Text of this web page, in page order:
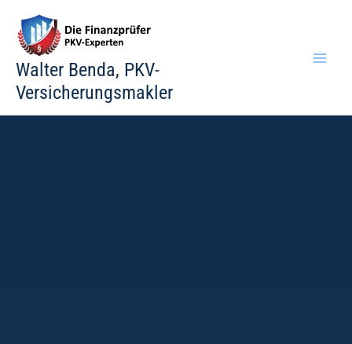
Inhalt
springen
Walter Benda, PKV-
Versicherungsmakler